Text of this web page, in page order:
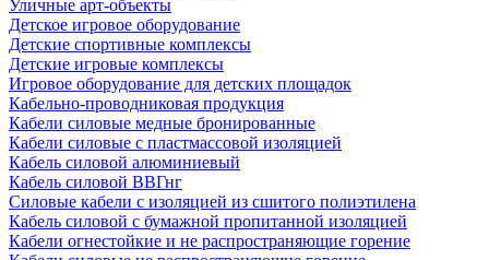
Уличные арт-объекты
Детское игровое оборудование
Детские спортивные комплексы
Детские игровые комплексы
Игровое оборудование для детских площадок
Кабельно-проводниковая продукция
Кабели силовые медные бронированные
Кабели силовые с пластмассовой изоляцией
Кабель силовой алюминиевый
Кабель силовой ВВГнг
Силовые кабели с изоляцией из сшитого полиэтилена
Кабель силовой с бумажной пропитанной изоляцией
Кабели огнестойкие и не распространяющие горение